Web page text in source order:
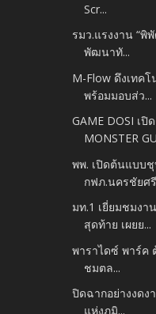
Scr...
รมว.แรงงาน “
พัฒนาทั...
M-Flow ดึงเทค
พร้อมมอบส่ว...
GAME DOSI เปิ
MONSTER
พพ. เปิดต้นแบบชุ
กฟภ.นครชัยศ
มท.1 เยี่ยมชมงา
สุดท้าย เผยย...
พาราไดซ์ พาร์ค
ชมตล...
ปิดฉากอย่างงดง
แห่งภูมิ...